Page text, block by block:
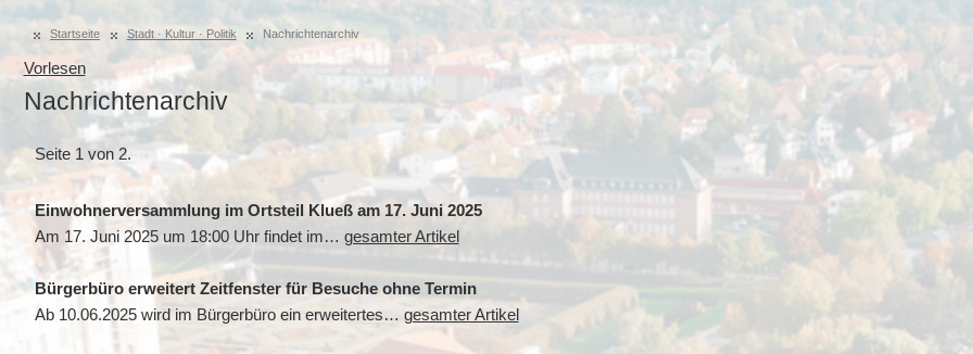
Startseite Stadt · Kultur · Politik Nachrichtenarchiv
Vorlesen
Nachrichtenarchiv
Seite 1 von 2.
Einwohnerversammlung im Ortsteil Klueß am 17. Juni 2025
Am 17. Juni 2025 um 18:00 Uhr findet im… gesamter Artikel
Bürgerbüro erweitert Zeitfenster für Besuche ohne Termin
Ab 10.06.2025 wird im Bürgerbüro ein erweitertes… gesamter Artikel